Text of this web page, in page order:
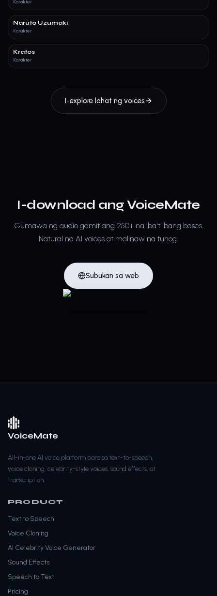
Karakter
Naruto Uzumaki
Karakter
Kratos
Karakter
I-explore lahat ng voices
I-download ang VoiceMate
Gumawa ng audio gamit ang 250+ na iba't ibang boses.
Natural na AI voices at malinaw na tunog.
Subukan sa web
VoiceMate
All-in-one AI voice platform para sa text-to-speech,
voice cloning, celebrity-style voices, sound effects, at
transcription.
PRODUCT
Text to Speech
Voice Cloning
AI Celebrity Voice Generator
Sound Effects
Speech to Text
Pricing